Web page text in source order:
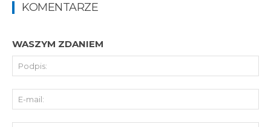
KOMENTARZE
WASZYM ZDANIEM